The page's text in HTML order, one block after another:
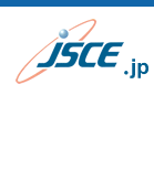
メ